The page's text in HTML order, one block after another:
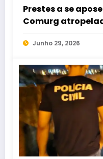
Prestes a se
Comurg
em protocolo de
Junho 29, 2026